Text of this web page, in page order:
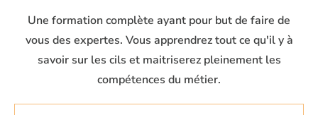
Une formation complète ayant pour but de faire de
vous des expertes. Vous apprendrez tout ce qu'il y à
savoir sur les cils et maitriserez pleinement les
compétences du métier.